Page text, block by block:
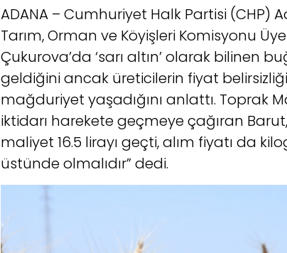
ADANA – Cumhuriyet Halk Partisi (CHP)
Tarım, Orman ve Köyişleri Komisyonu
Çukurova’da ‘sarı altın’ olarak bilinen
geldiğini ancak üreticilerin fiyat
mağduriyet yaşadığını anlattı. Toprak
iktidarı harekete geçmeye çağıran
maliyet 16.5 lirayı geçti, alım fiyatı da
üstünde olmalıdır” dedi.